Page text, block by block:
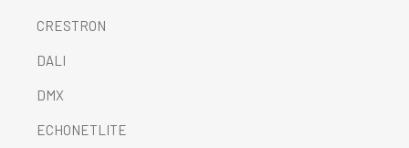
CRESTRON
DALI
DMX
ECHONETLITE